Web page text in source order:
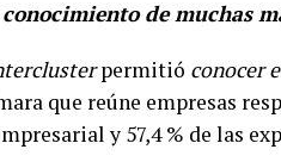
de muchas
permitió conocer
que reúne empresas
y 57,4 % de las